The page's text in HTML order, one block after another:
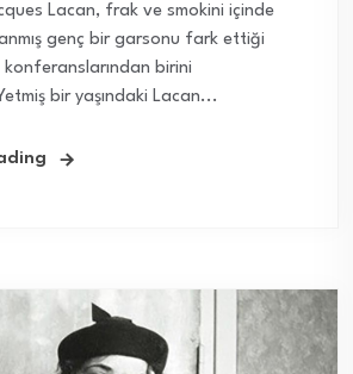
Lacan, frak ve smokini içinde
genç bir garsonu fark ettiği
konferanslarından birini
bir yaşındaki Lacan...